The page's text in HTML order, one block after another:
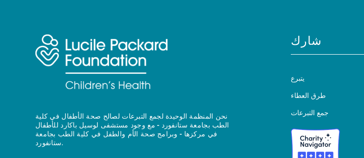
نحن المنظمة الوحيدة لجمع التبرعات لصالح صحة الأطفال في كلية
الطب بجامعة ستانفورد - مع وجود مستشفى لوسيل باكارد للأطفال
في مركزها - وبرامج صحة الأم والطفل في كلية الطب بجامعة
ستانفورد.
شارك
يتبرع
طرق العطاء
جمع التبرعات